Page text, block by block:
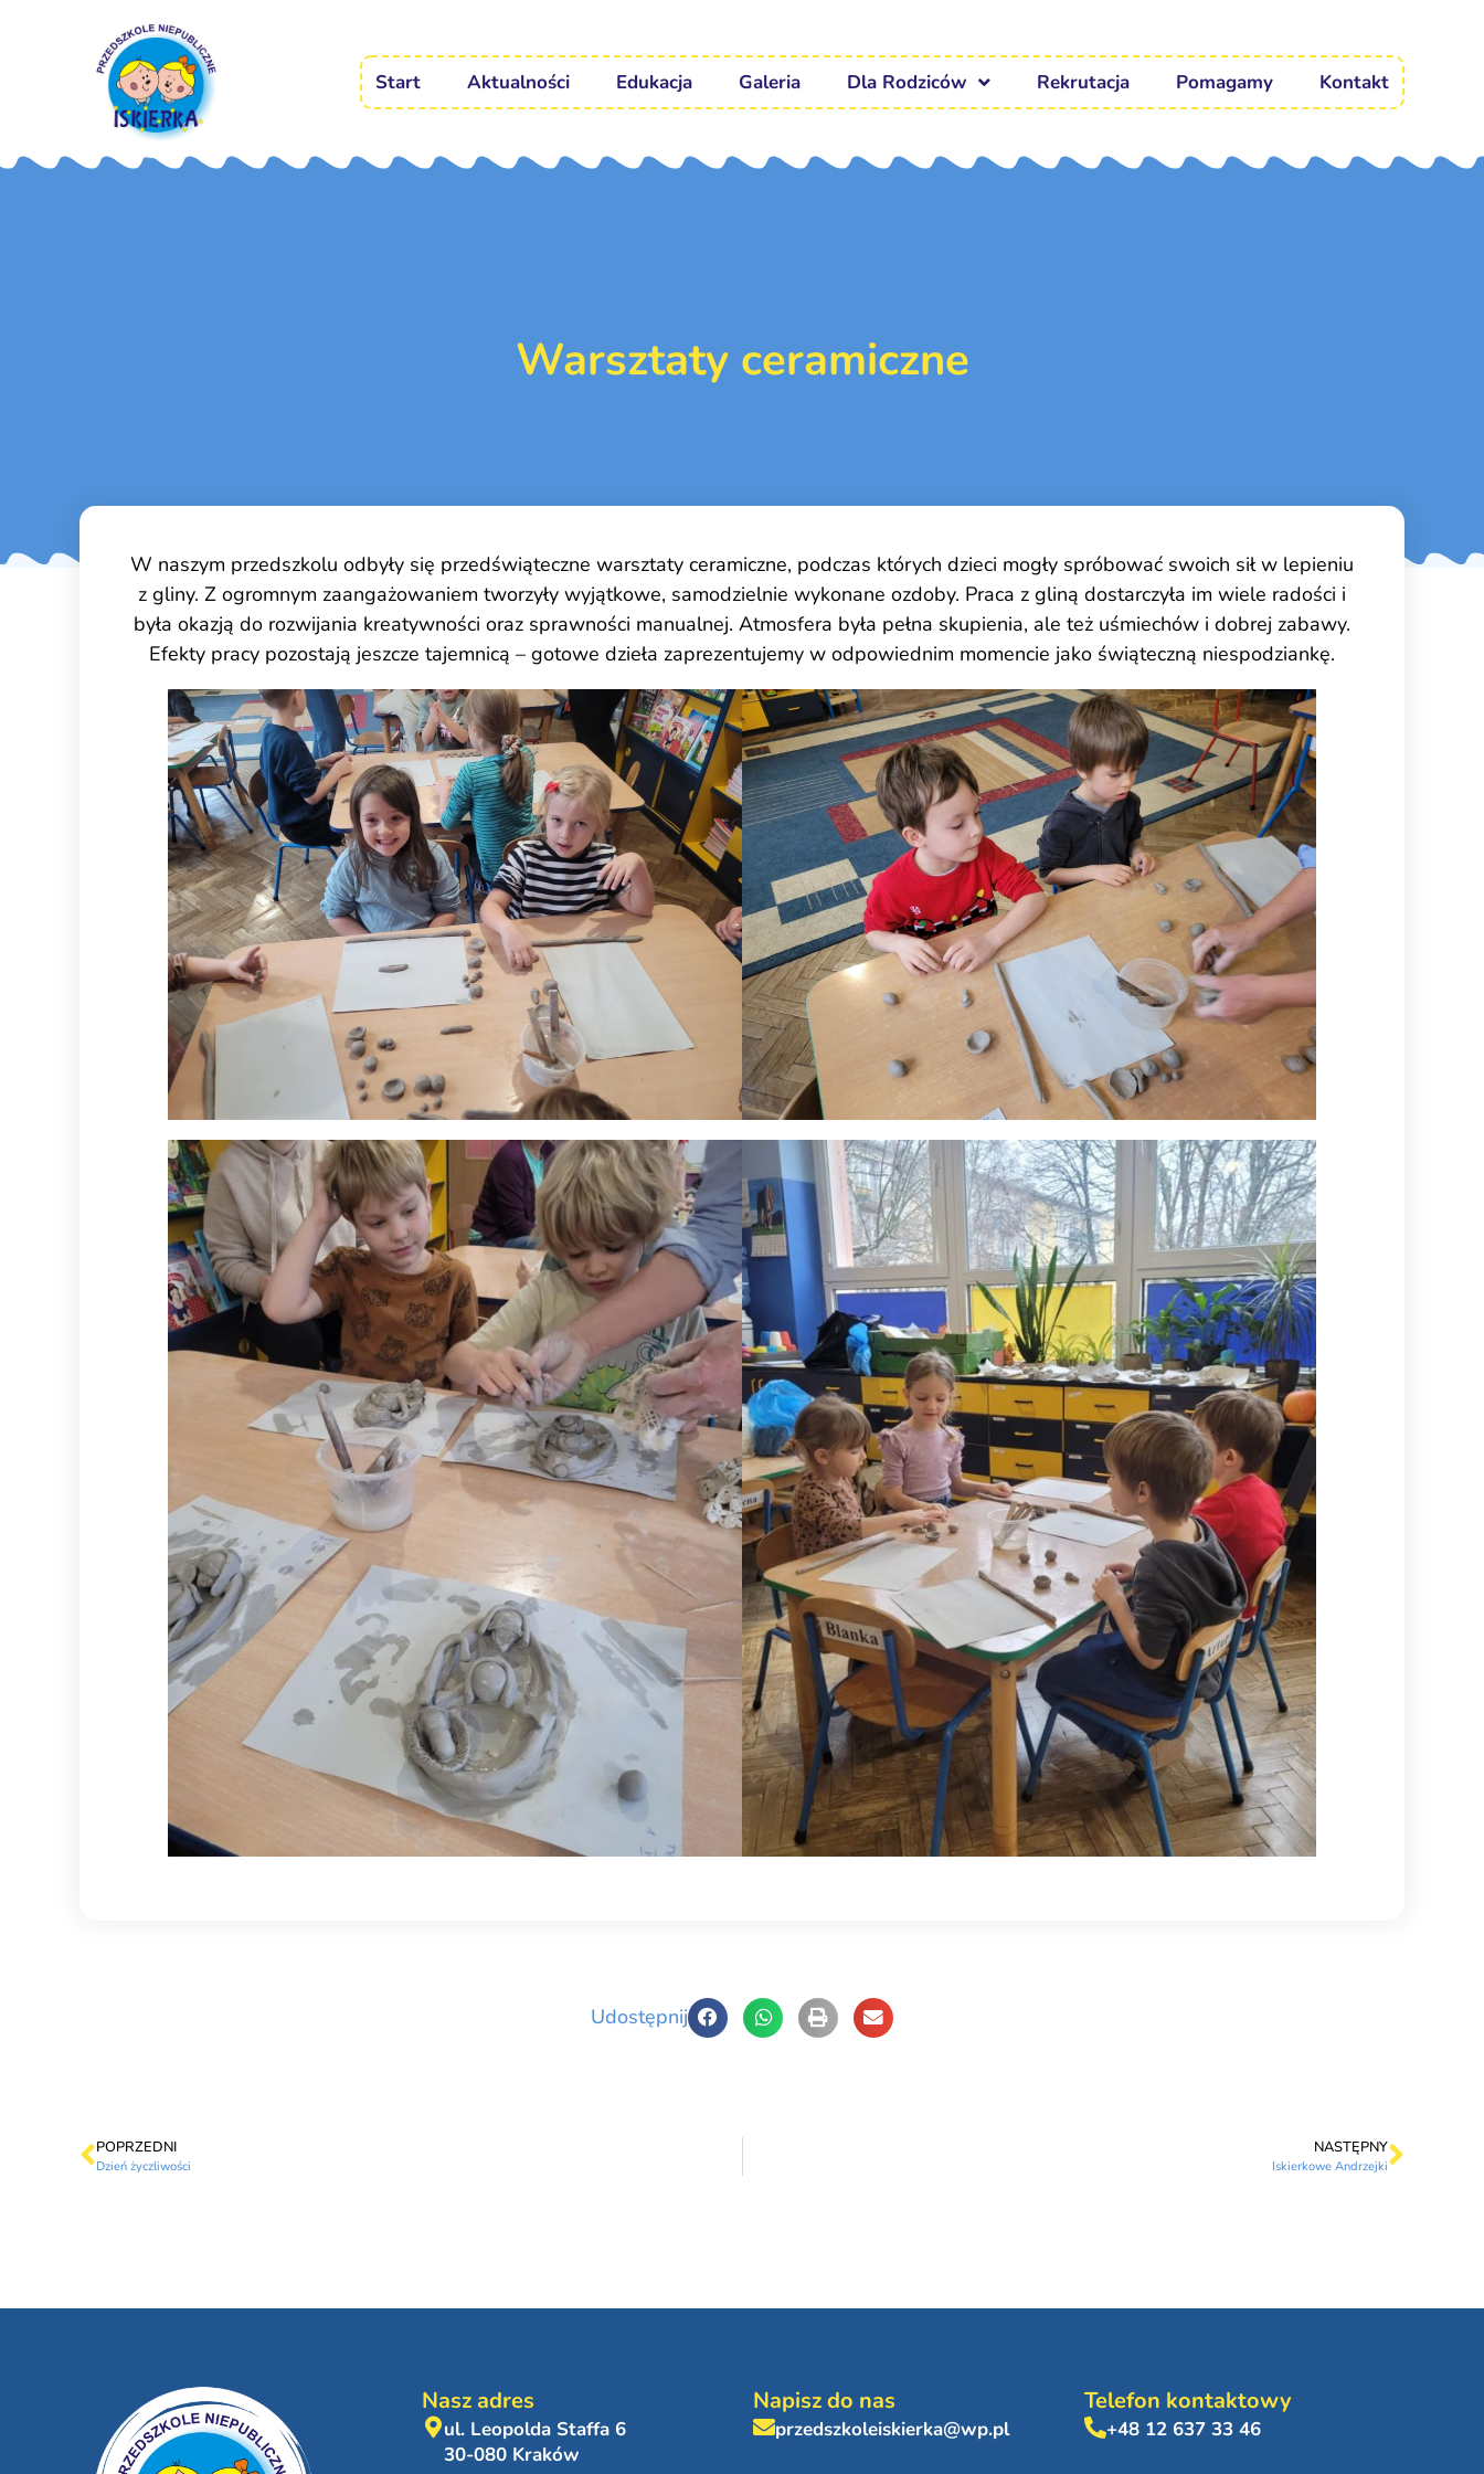
Start Aktualności Edukacja Galeria Dla Rodziców Rekrutacja Pomagamy Kontakt
Warsztaty ceramiczne
W naszym przedszkolu odbyły się przedświąteczne warsztaty ceramiczne, podczas których dzieci mogły spróbować swoich sił w lepieniu
z gliny. Z ogromnym zaangażowaniem tworzyły wyjątkowe, samodzielnie wykonane ozdoby. Praca z gliną dostarczyła im wiele radości i
była okazją do rozwijania kreatywności oraz sprawności manualnej. Atmosfera była pełna skupienia, ale też uśmiechów i dobrej zabawy.
Efekty pracy pozostają jeszcze tajemnicą – gotowe dzieła zaprezentujemy w odpowiednim momencie jako świąteczną niespodziankę.
Udostępnij
POPRZEDNI
Dzień życzliwości
NASTĘPNY
Iskierkowe Andrzejki
Nasz adres
ul. Leopolda Staffa 6
30-080 Kraków
Napisz do nas
przedszkoleiskierka@wp.pl
Telefon kontaktowy
+48 12 637 33 46